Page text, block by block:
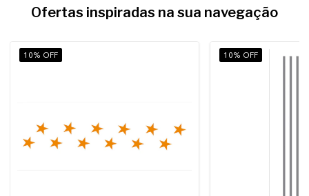
Ofertas inspiradas na sua navegação
10% OFF 10% OFF